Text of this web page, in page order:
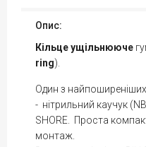
Опис:
Кільцеущільнююче
ring).
Один з найпоширеніших
- нітрильний каучук
SHORE. Проста
монтаж.